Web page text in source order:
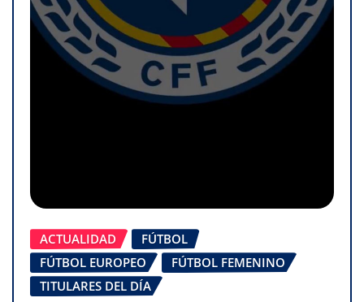
ACTUALIDAD
FÚTBOL
FÚTBOL EUROPEO
FÚTBOL FEMENINO
TITULARES DEL DÍA